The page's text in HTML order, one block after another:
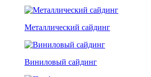
Металлический сайдинг
Виниловый сайдинг